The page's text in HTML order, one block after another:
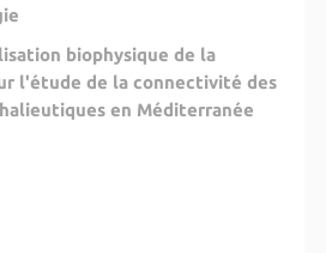
biophysique de la
l'étude de la connectivité des
en Méditerranée